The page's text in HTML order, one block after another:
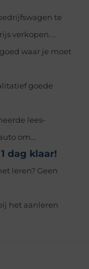
te
verkopen....
waar je moet
goede
lees-
om...
dag klaar!
leren? Geen
het aanleren